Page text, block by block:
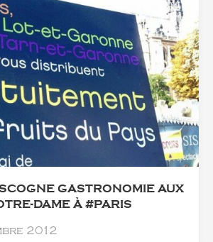
GASTRONOMIE AUX
DAME À #PARIS
2012